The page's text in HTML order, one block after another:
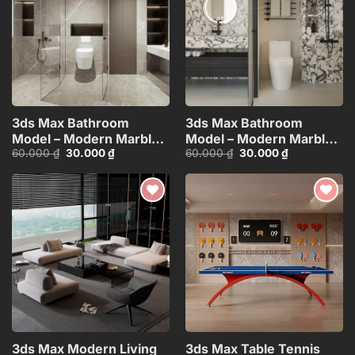
3ds Max Bathroom
Model – Modern Marble
Interior V-Ray
Render_2871
60.000₫ Giá
là:
60.000 ₫.
30.000₫Giá
hiện
tại
là:
30.000 ₫.
3ds Max Bathroom
Model – Modern Marble
Interior V-Ray
Render_3062
60.000₫ Giá
là:
30.000₫Giá
hiện
tại
30.000 ₫.
Add to
wishlist
3ds Max Modern Living
Add to
wishlist
3ds Max Table Tennis